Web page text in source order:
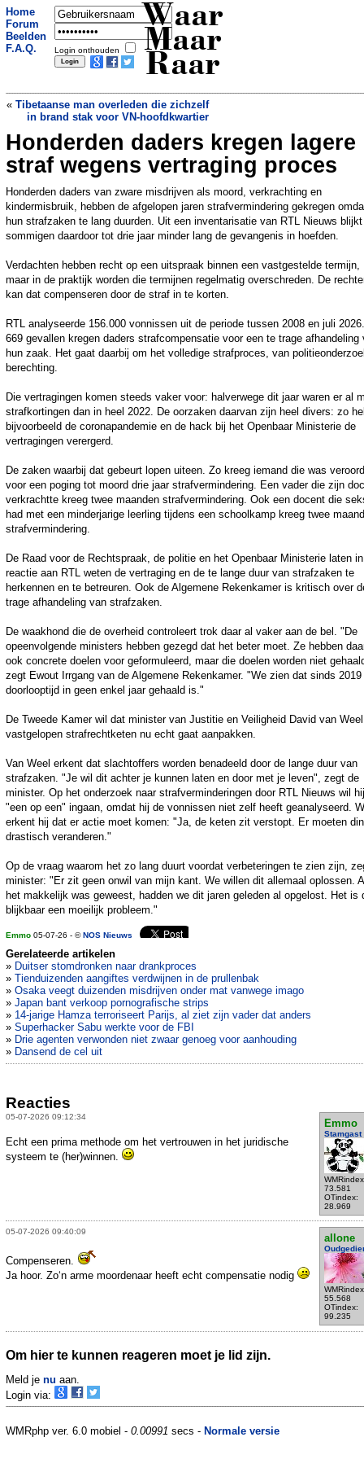
Home
Forum
Beelden
F.A.Q.
Login onthouden
Waar
Maar
Raar
« Tibetaanse man overleden die zichzelf
in brand stak voor VN-hoofdkwartier
Man (21) moet na 6 uur rijbewijs weer
inleveren door drank en drugs»
Honderden daders kregen lagere
straf wegens vertraging proces
Honderden daders van zware misdrijven als moord, verkrachting en
kindermisbruik, hebben de afgelopen jaren strafvermindering gekregen
hun strafzaken te lang duurden. Uit een inventarisatie van RTL Nieuws
sommigen daardoor tot drie jaar minder lang de gevangenis in hoefden.
Verdachten hebben recht op een uitspraak binnen een vastgestelde termijn,
maar in de praktijk worden die termijnen regelmatig overschreden. De
kan dat compenseren door de straf in te korten.
RTL analyseerde 156.000 vonnissen uit de periode tussen 2008 en juli
669 gevallen kregen daders strafcompensatie voor een te trage afhandeling
hun zaak. Het gaat daarbij om het volledige strafproces, van
berechting.
Die vertragingen komen steeds vaker voor: halverwege dit jaar waren er al
strafkortingen dan in heel 2022. De oorzaken daarvan zijn heel divers: zo
bijvoorbeeld de coronapandemie en de hack bij het Openbaar Ministerie de
vertragingen verergerd.
De zaken waarbij dat gebeurt lopen uiteen. Zo kreeg iemand die was
voor een poging tot moord drie jaar strafvermindering. Een vader die zijn
verkrachtte kreeg twee maanden strafvermindering. Ook een docent die
had met een minderjarige leerling tijdens een schoolkamp kreeg twee
strafvermindering.
De Raad voor de Rechtspraak, de politie en het Openbaar Ministerie laten
reactie aan RTL weten de vertraging en de te lange duur van strafzaken te
herkennen en te betreuren. Ook de Algemene Rekenkamer is kritisch over
trage afhandeling van strafzaken.
De waakhond die de overheid controleert trok daar al vaker aan de bel. "De
opeenvolgende ministers hebben gezegd dat het beter moet. Ze hebben
ook concrete doelen voor geformuleerd, maar die doelen worden niet
zegt Ewout Irrgang van de Algemene Rekenkamer. "We zien dat sinds 2019
doorlooptijd in geen enkel jaar gehaald is."
De Tweede Kamer wil dat minister van Justitie en Veiligheid David van
vastgelopen strafrechtketen nu echt gaat aanpakken.
Van Weel erkent dat slachtoffers worden benadeeld door de lange duur van
strafzaken. "Je wil dit achter je kunnen laten en door met je leven", zegt de
minister. Op het onderzoek naar strafverminderingen door RTL Nieuws wil
"een op een" ingaan, omdat hij de vonnissen niet zelf heeft geanalyseerd.
erkent hij dat er actie moet komen: "Ja, de keten zit verstopt. Er moeten
drastisch veranderen."
Op de vraag waarom het zo lang duurt voordat verbeteringen te zien zijn,
minister: "Er zit geen onwil van mijn kant. We willen dit allemaal oplossen.
het makkelijk was geweest, hadden we dit jaren geleden al opgelost. Het is
blijkbaar een moeilijk probleem."
Emmo 05-07-26 - ©NOS Nieuws
Gerelateerde artikelen
» Duitser stomdronken naar drankproces
» Tienduizenden aangiftes verdwijnen in de prullenbak
» Osaka veegt duizenden misdrijven onder mat vanwege imago
» Japan bant verkoop pornografische strips
» 14-jarige Hamza terroriseert Parijs, al ziet zijn vader dat anders
» Superhacker Sabu werkte voor de FBI
» Drie agenten verwonden niet zwaar genoeg voor aanhouding
» Dansend de cel uit
Reacties
05-07-2026 09:12:34
Emmo
Stamgast
73.581
OTindex:
28.969
Echt een prima methode om het vertrouwen in het juridische
systeem te (her)winnen.
05-07-2026 09:40:09
allone
55.568
OTindex:
99.235
Compenseren.
Ja hoor. Zo‘n arme moordenaar heeft echt compensatie nodig
Om hier te kunnen reageren moet je lid zijn.
Meld je nu aan.
Login via:
WMRphp ver. 6.0 mobiel - 0.00991 secs - Normale versie